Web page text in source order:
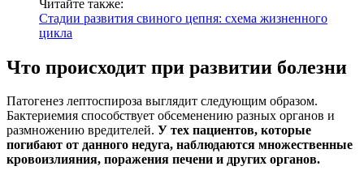
Читайте также:
Стадии развития свиного цепня: схема жизненного
цикла
Что происходит при развитии болезни
Патогенез лептоспироза выглядит следующим образом.
Бактериемия способствует обсеменению разных органов и
размножению вредителей. У тех пациентов, которые
погибают от данного недуга, наблюдаются множественные
кровоизлияния, поражения печени и других органов.